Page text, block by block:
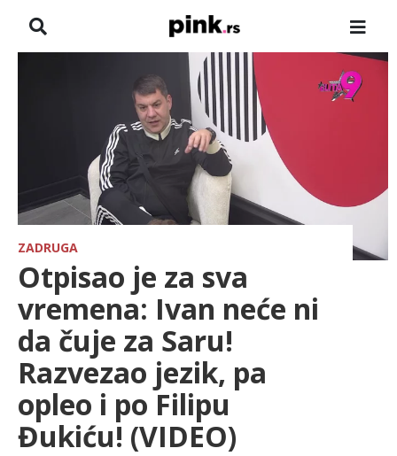
SHOWBIZ
HRONIKA
PINKOVE ZVEZDE
TV
SPORT
LIFESTYLE
ZADRUGA
Otpisao je za sva
vremena: Ivan neće ni
da čuje za Saru!
Razvezao jezik, pa
opleo i po Filipu
Đukiću! (VIDEO)